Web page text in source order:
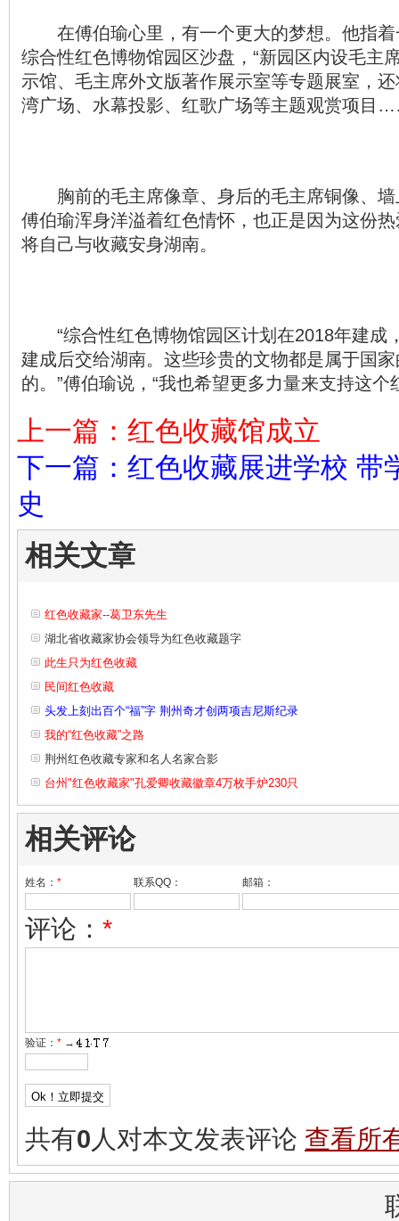
在傅伯瑜心里，有一个更大的梦想。他指着
综合性红色博物馆园区沙盘，“新园区内设毛主
示馆、毛主席外文版著作展示室等专题展室，
湾广场、水幕投影、红歌广场等主题观赏项目
胸前的毛主席像章、身后的毛主席铜像、墙
傅伯瑜浑身洋溢着红色情怀，也正是因为这份
将自己与收藏安身湖南。
“综合性红色博物馆园区计划在2018年建成
建成后交给湖南。这些珍贵的文物都是属于国
的。”傅伯瑜说，“我也希望更多力量来支持这个
上一篇：红色收藏馆成立
下一篇：红色收藏展进学校 带
史
相关文章
红色收藏家--葛卫东先生
湖北省收藏家协会领导为红色收藏题字
此生只为红色收藏
民间红色收藏
头发上刻出百个“福”字 荆州奇才创两项吉尼斯纪录
我的“红色收藏”之路
荆州红色收藏专家和名人名家合影
台州"红色收藏家"孔爱卿收藏徽章4万枚手炉230只
相关评论
姓名： * 联系QQ： 邮箱：
评论： *
验证： * →
共有0 人对本文发表评论 查看所